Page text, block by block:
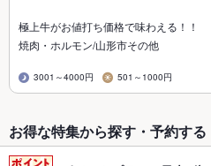
極上牛がお値打ち価格で味わえる！！
焼肉・ホルモン/山形市その他
3001～4000円 501～1000円
お得な特集から探す・予約する